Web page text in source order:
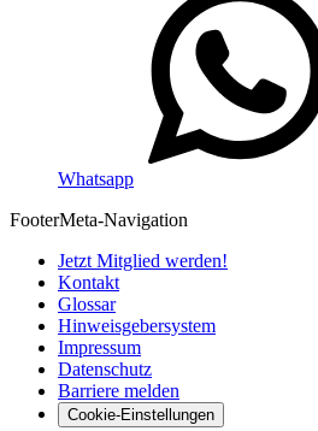
Whatsapp
FooterMeta-Navigation
Jetzt Mitglied werden!
Kontakt
Glossar
Hinweisgebersystem
Impressum
Datenschutz
Barriere melden
Cookie-Einstellungen